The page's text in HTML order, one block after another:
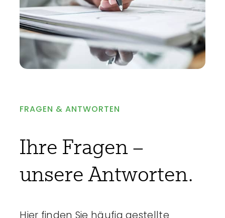
FRAGEN & ANTWORTEN
Ihre Fragen –
unsere Antworten.
Hier finden Sie häufig gestellte